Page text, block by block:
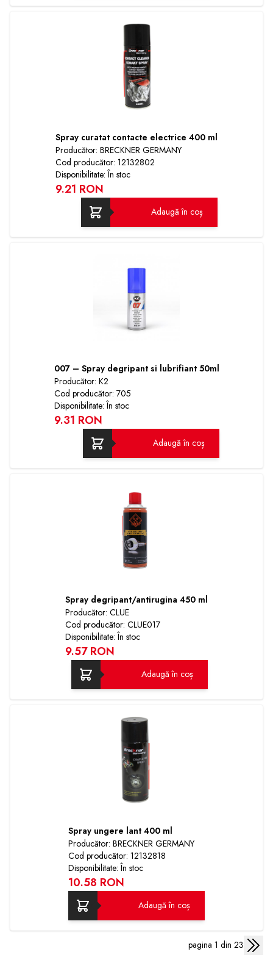
Spray curatat contacte electrice 400 ml
Producător: BRECKNER GERMANY
Cod producător: 12132802
Disponibilitate: În stoc
9.21 RON
Adaugă în coș
007 – Spray degripant si lubrifiant 50ml
Producător: K2
Cod producător: 705
Disponibilitate: În stoc
9.31 RON
Adaugă în coș
Spray degripant/antirugina 450 ml
Producător: CLUE
Cod producător: CLUE017
Disponibilitate: În stoc
9.57 RON
Adaugă în coș
Spray ungere lant 400 ml
Producător: BRECKNER GERMANY
Cod producător: 12132818
Disponibilitate: În stoc
10.58 RON
Adaugă în coș
pagina 1 din 23